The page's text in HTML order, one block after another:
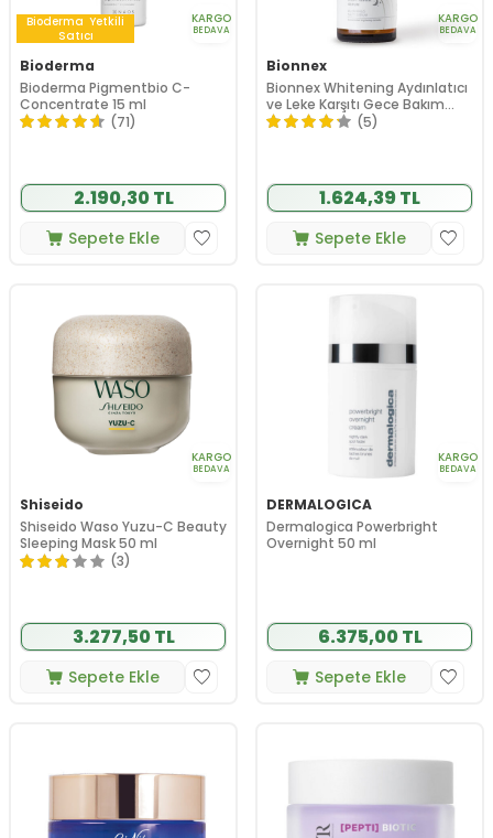
Bioderma Yetkili
Satıcı
KARGO
BEDAVA
Bioderma
Bioderma Pigmentbio C-
Concentrate 15 ml
(71)
2.190,30 TL
Sepete Ekle
KARGO
BEDAVA
Bionnex
Bionnex Whitening Aydınlatıcı
ve Leke Karşıtı Gece Bakım
Serumu 20 ml(5)
1.624,39 TL
Sepete Ekle
KARGO
BEDAVA
Shiseido
Shiseido Waso Yuzu-C Beauty
Sleeping Mask 50 ml
(3)
3.277,50 TL
Sepete Ekle
KARGO
BEDAVA
DERMALOGICA
Dermalogica Powerbright
Overnight 50 ml
6.375,00 TL
Sepete Ekle